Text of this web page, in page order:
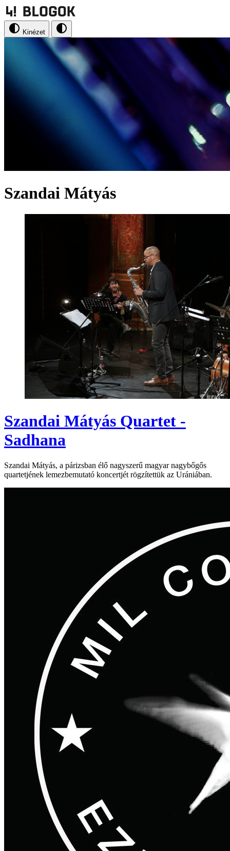
Kinézet
Szandai Mátyás
Szandai Mátyás Quartet -
Sadhana
Szandai Mátyás, a párizsban élő nagyszerű magyar nagybőgős
quartetjének lemezbemutató koncertjét rögzítettük az Urániában.